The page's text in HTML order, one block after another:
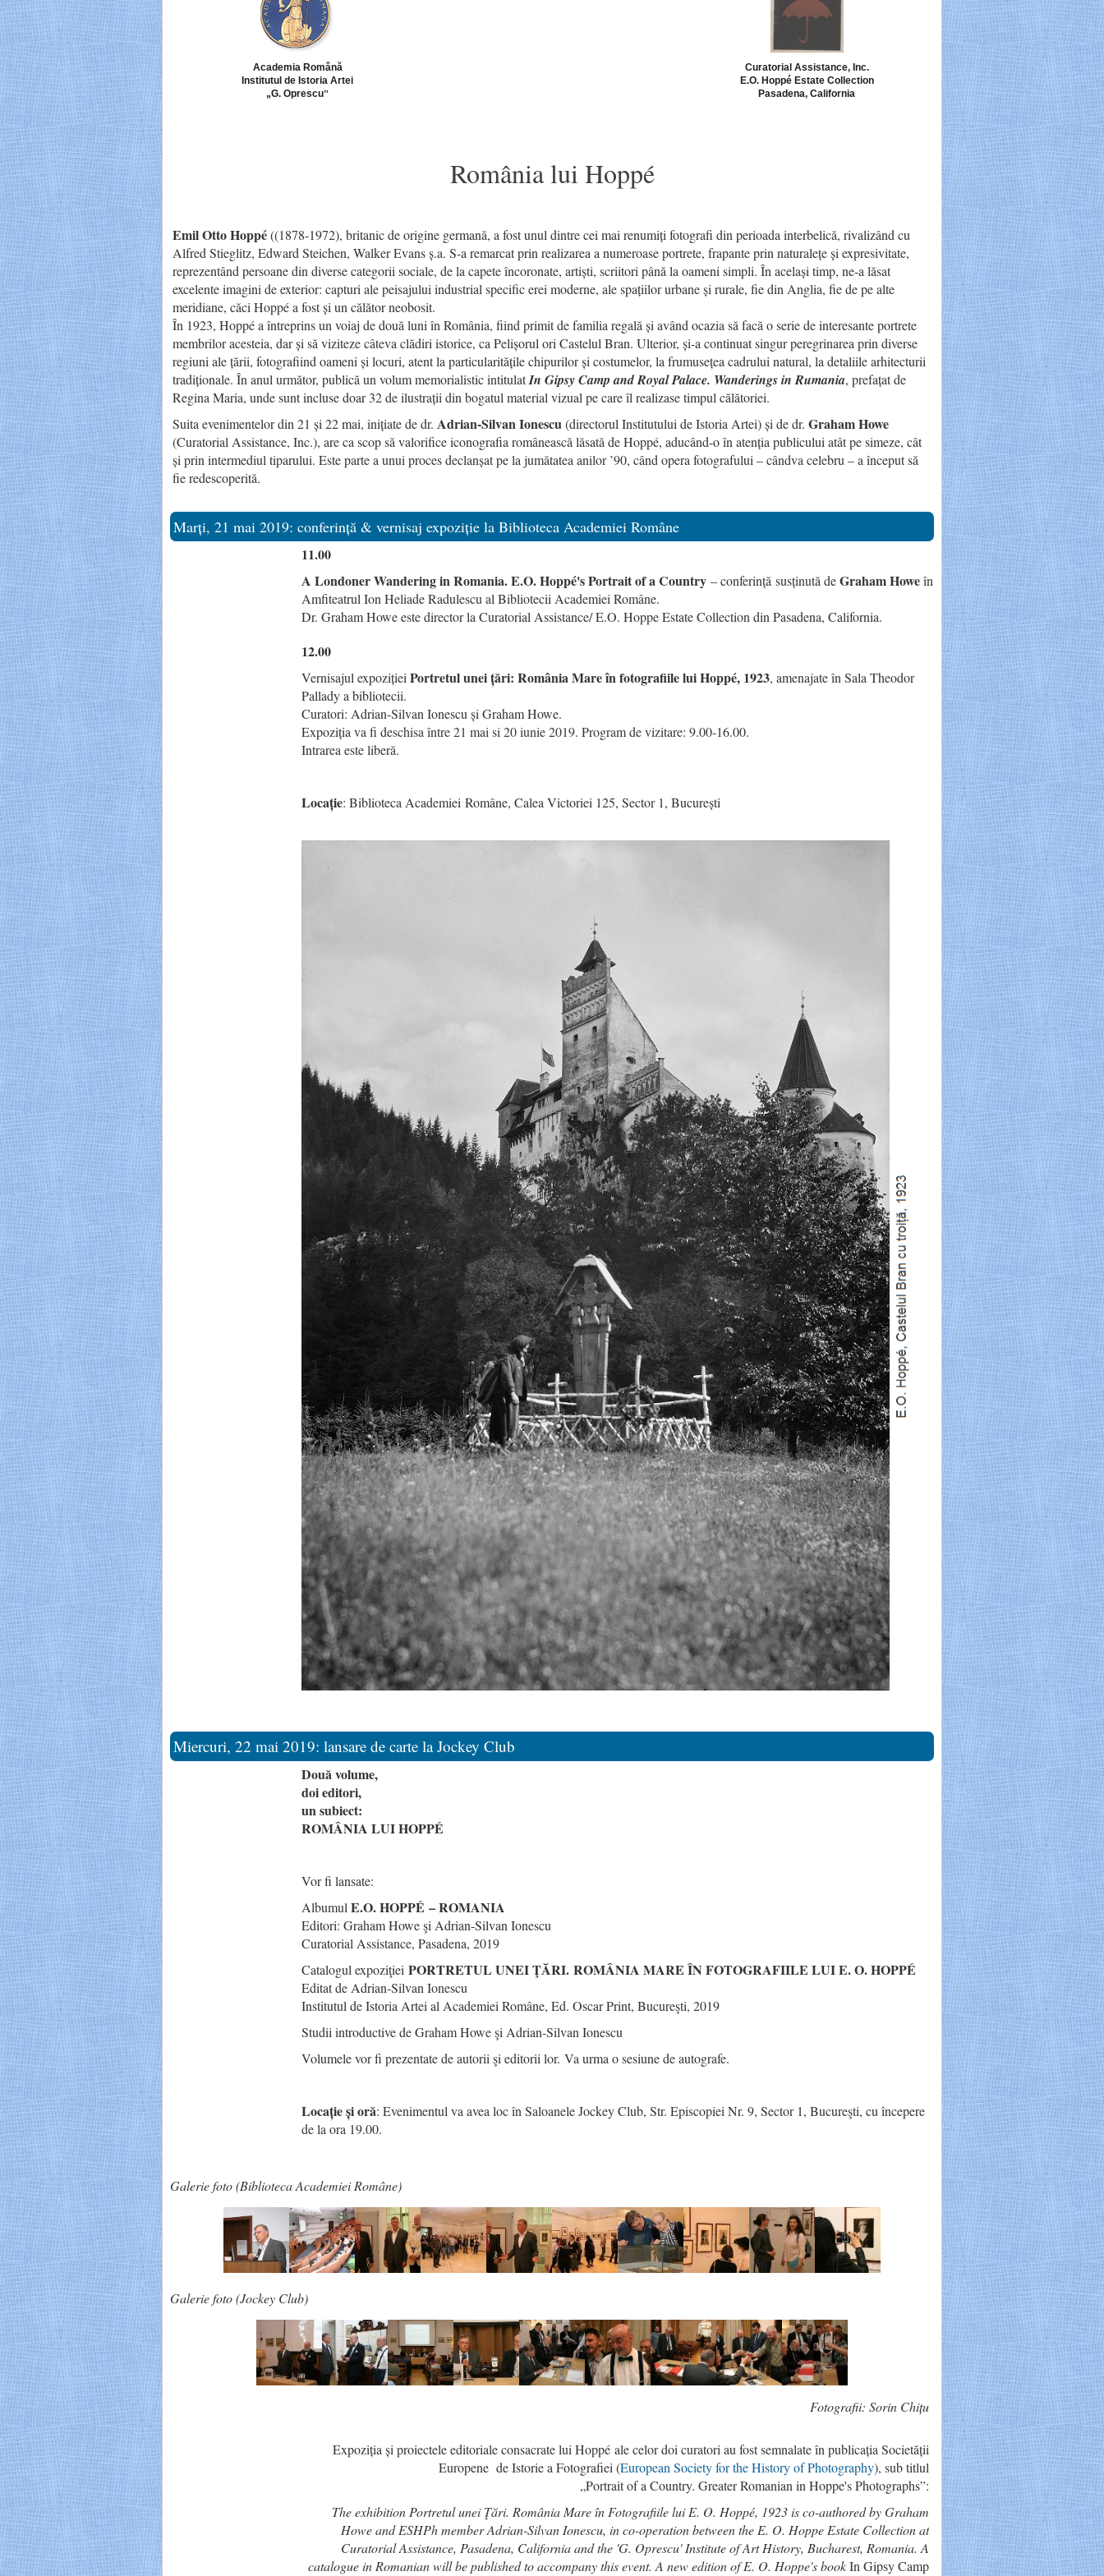
Academia Română
Institutul de Istoria Artei
„G. Oprescuˮ
Curatorial Assistance, Inc.
E.O. Hoppé Estate Collection
Pasadena, California
România lui Hoppé
Emil Otto Hoppé((1878-1972), britanic de origine germană, a fost unul dintre cei mai renumiți fotografi din perioada interbelică, rivalizând cu
Alfred Stieglitz, Edward Steichen, Walker Evans ș.a. S-a remarcat prin realizarea a numeroase portrete, frapante prin naturalețe și expresivitate,
reprezentând persoane din diverse categorii sociale, de la capete încoronate, artiști, scriitori până la oameni simpli. În același timp, ne-a lăsat
excelente imagini de exterior: capturi ale peisajului industrial specific erei moderne, ale spațiilor urbane și rurale, fie din Anglia, fie de pe alte
meridiane, căci Hoppé a fost și un călător neobosit.
În 1923, Hoppé a întreprins un voiaj de două luni în România, fiind primit de familia regală și având ocazia să facă o serie de interesante portrete
membrilor acesteia, dar și să viziteze câteva clădiri istorice, ca Pelișorul ori Castelul Bran. Ulterior, și-a continuat singur peregrinarea prin diverse
regiuni ale țării, fotografiind oameni și locuri, atent la particularitățile chipurilor și costumelor, la frumusețea cadrului natural, la detaliile arhitecturii
tradiționale. În anul următor, publică un volum memorialistic intitulatIn Gipsy Camp and Royal Palace. Wanderings in Rumania, prefațat de
Regina Maria, unde sunt incluse doar 32 de ilustrații din bogatul material vizual pe care îl realizase timpul călătoriei.
Suita evenimentelor din 21 și 22 mai, inițiate de dr. Adrian-Silvan Ionescu(directorul Institutului de Istoria Artei) și de dr. Graham Howe
(Curatorial Assistance, Inc.), are ca scop să valorifice iconografia românească lăsată de Hoppé, aducând-o în atenția publicului atât pe simeze, cât
și prin intermediul tiparului. Este parte a unui proces declanșat pe la jumătatea anilor ’90, când opera fotografului – cândva celebru – a început să
fie redescoperită.
Marți, 21 mai 2019: conferință & vernisaj expoziție la Biblioteca Academiei Române
11.00
A Londoner Wandering in Romania. E.O. Hoppé's Portrait of a Country – conferință susținută deGraham Howeîn
Amfiteatrul Ion Heliade Radulescu al Bibliotecii Academiei Române.
Dr. Graham Howe este director la Curatorial Assistance/ E.O. Hoppe Estate Collection din Pasadena, California.
12.00
Vernisajul expoziției Portretul unei țări: România Mare în fotografiile lui Hoppé, 1923, amenajate în Sala Theodor
Pallady a bibliotecii.
Curatori: Adrian-Silvan Ionescu și Graham Howe.
Expoziția va fi deschisa între 21 mai si 20 iunie 2019. Program de vizitare: 9.00-16.00.
Intrarea este liberă.
Locație: Biblioteca Academiei Române, Calea Victoriei 125, Sector 1, București
Miercuri, 22 mai 2019: lansare de carte la Jockey Club
Două volume,
doi editori,
un subiect:
ROMÂNIA LUI HOPPÉ
Vor fi lansate:
Albumul E.O. HOPPÉ – ROMANIA
Editori: Graham Howe şi Adrian-Silvan Ionescu
Curatorial Assistance, Pasadena, 2019
Catalogul expoziţiei PORTRETUL UNEI ŢĂRI. ROMÂNIA MARE ÎN FOTOGRAFIILE LUI E. O. HOPPÉ
Editat de Adrian-Silvan Ionescu
Institutul de Istoria Artei al Academiei Române, Ed. Oscar Print, Bucureşti, 2019
Studii introductive de Graham Howe şi Adrian-Silvan Ionescu
Volumele vor fi prezentate de autorii şi editorii lor. Va urma o sesiune de autografe.
Locație și oră: Evenimentul va avea loc în Saloanele Jockey Club, Str. Episcopiei Nr. 9, Sector 1, Bucureşti, cu începere
de la ora 19.00.
Galerie foto (Biblioteca Academiei Române)
Galerie foto (Jockey Club)
Fotografii: Sorin Chițu
Expoziția și proiectele editoriale consacrate lui Hoppé ale celor doi curatori au fost semnalate în publicația Societății
Europene de Istorie a Fotografiei (European Society for the History of Photography), sub titlul
„Portrait of a Country. Greater Romanian in Hoppe's Photographs”:
The exhibition Portretul unei Ţări. România Mare în Fotografiile lui E. O. Hoppé, 1923 is co-authored by Graham
Howe and ESHPh member Adrian-Silvan Ionescu, in co-operation between the E. O. Hoppe Estate Collection at
Curatorial Assistance, Pasadena, California and the 'G. Oprescu' Institute of Art History, Bucharest, Romania. A
catalogue in Romanian will be published to accompany this event. A new edition of E. O. Hoppe's bookIn Gipsy Camp